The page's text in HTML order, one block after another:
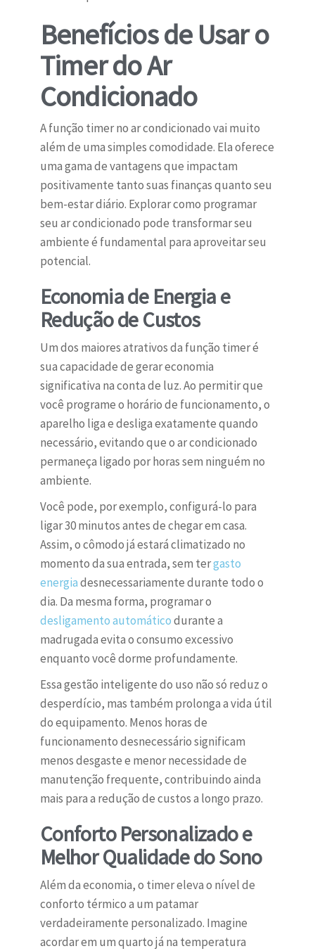
Benefícios de Usar o
Timer do Ar
Condicionado
A função timer no ar condicionado vai muito
além de uma simples comodidade. Ela oferece
uma gama de vantagens que impactam
positivamente tanto suas finanças quanto seu
bem-estar diário. Explorar como programar
seu ar condicionado pode transformar seu
ambiente é fundamental para aproveitar seu
potencial.
Economia de Energia e
Redução de Custos
Um dos maiores atrativos da função timer é
sua capacidade de gerar economia
significativa na conta de luz. Ao permitir que
você programe o horário de funcionamento, o
aparelho liga e desliga exatamente quando
necessário, evitando que o ar condicionado
permaneça ligado por horas sem ninguém no
ambiente.
Você pode, por exemplo, configurá-lo para
ligar 30 minutos antes de chegar em casa.
Assim, o cômodo já estará climatizado no
momento da sua entrada, sem tergasto
energiadesnecessariamente durante todo o
dia. Da mesma forma, programar o
desligamento automáticodurante a
madrugada evita o consumo excessivo
enquanto você dorme profundamente.
Essa gestão inteligente do uso não só reduz o
desperdício, mas também prolonga a vida útil
do equipamento. Menos horas de
funcionamento desnecessário significam
menos desgaste e menor necessidade de
manutenção frequente, contribuindo ainda
mais para a redução de custos a longo prazo.
Conforto Personalizado e
Melhor Qualidade do Sono
Além da economia, o timer eleva o nível de
conforto térmico a um patamar
verdadeiramente personalizado. Imagine
acordar em um quarto já na temperatura